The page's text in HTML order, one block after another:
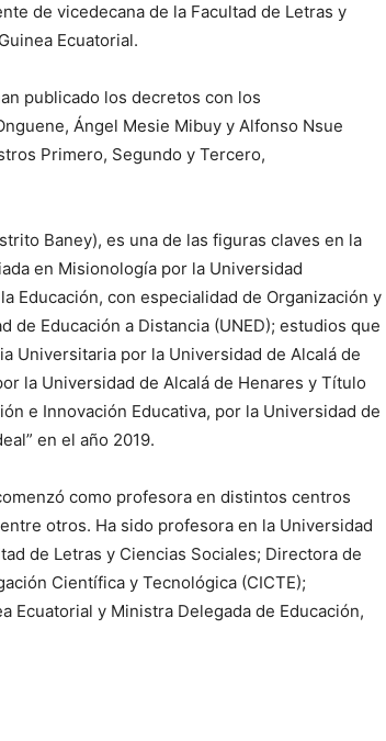
de vicedecana de la Facultad de Letras y
Ecuatorial.
publicado los decretos con los
Ángel Mesie Mibuy y Alfonso Nsue
Primero, Segundo y Tercero,
Baney), es una de las figuras claves en la
en Misionología por la Universidad
Educación, con especialidad de Organización y
de Educación a Distancia (UNED); estudios que
Universitaria por la Universidad de Alcalá de
la Universidad de Alcalá de Henares y Título
e Innovación Educativa, por la Universidad de
en el año 2019.
como profesora en distintos centros
otros. Ha sido profesora en la Universidad
de Letras y Ciencias Sociales; Directora de
Científica y Tecnológica (CICTE);
Ecuatorial y Ministra Delegada de Educación,